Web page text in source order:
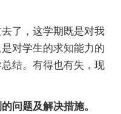
了，这学期既是对我
对学生的求知能力的
结。有得也有失，现
题及解决措施。